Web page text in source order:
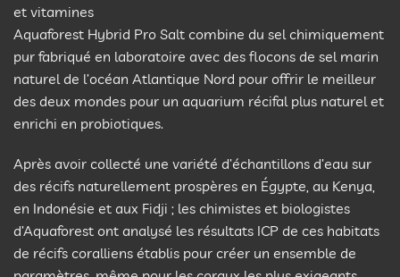
et vitamines
Aquaforest Hybrid Pro Salt combine du sel chimiquement
pur fabriqué en laboratoire avec des flocons de sel marin
naturel de l’océan Atlantique Nord pour offrir le meilleur
des deux mondes pour un aquarium récifal plus naturel et
enrichi en probiotiques.
Après avoir collecté une variété d’échantillons d’eau sur
des récifs naturellement prospères en Égypte, au Kenya,
en Indonésie et aux Fidji ; les chimistes et biologistes
d’Aquaforest ont analysé les résultats ICP de ces habitats
de récifs coralliens établis pour créer un ensemble de